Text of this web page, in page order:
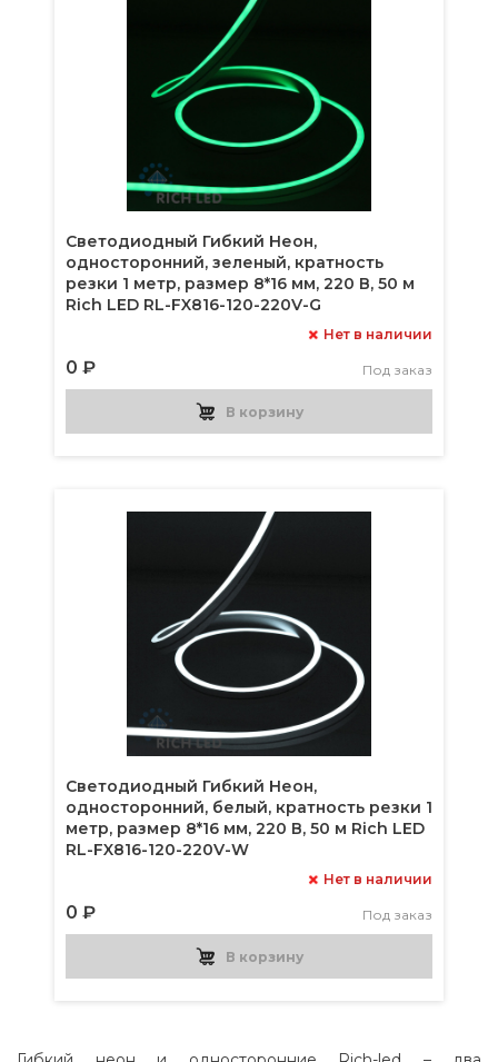
Светодиодный Гибкий Неон,
односторонний, зеленый, кратность
резки 1 метр, размер 8*16 мм, 220 В, 50 м
Rich LED RL-FX816-120-220V-G
0 ₽
Нет в наличии
Под заказ
В корзину
Светодиодный Гибкий Неон,
односторонний, белый, кратность резки 1
метр, размер 8*16 мм, 220 В, 50 м Rich LED
RL-FX816-120-220V-W
0 ₽
Нет в наличии
Под заказ
В корзину